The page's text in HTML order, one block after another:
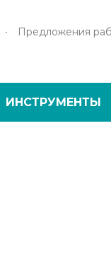
Предложения
ИНСТРУМЕНТЫ